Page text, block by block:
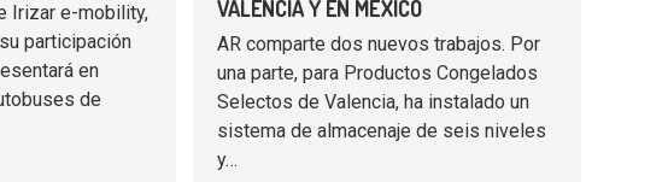
Irizar e-mobility,
participación
en
de
VALENCIA Y EN MÉXICO
AR comparte dos nuevos trabajos. Por
una parte, para Productos Congelados
Selectos de Valencia, ha instalado un
sistema de almacenaje de seis niveles
y…